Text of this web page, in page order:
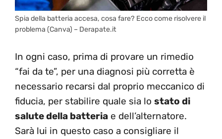
Spia della batteria accesa, cosa fare? Ecco come risolvere il
problema (Canva) – Derapate.it
In ogni caso, prima di provare un rimedio
“fai da te”, per una diagnosi più corretta è
necessario recarsi dal proprio meccanico di
fiducia, per stabilire quale sia lo stato di
salute della batteria e dell’alternatore.
Sarà lui in questo caso a consigliare il